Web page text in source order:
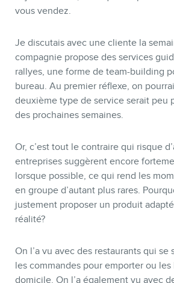
vous vendez.
Je discutais avec une cliente la
compagnie propose des services
rallyes, une forme de team-building
bureau. Au premier réflexe, on
deuxième type de service serait peu
des prochaines semaines.
Or, c’est tout le contraire qui risque
entreprises suggèrent encore
lorsque possible, ce qui rend les
en groupe d’autant plus rares.
justement proposer un produit
réalité?
On l’a vu avec des restaurants qui se
les commandes pour emporter ou les
domicile. On l’a également vu avec